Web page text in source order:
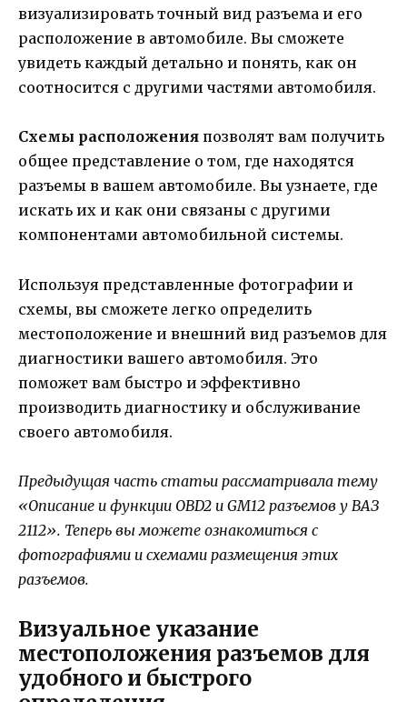
визуализировать точный вид разъема и его
расположение в автомобиле. Вы сможете
увидеть каждый детально и понять, как он
соотносится с другими частями автомобиля.
Схемы расположения позволят вам получить
общее представление о том, где находятся
разъемы в вашем автомобиле. Вы узнаете, где
искать их и как они связаны с другими
компонентами автомобильной системы.
Используя представленные фотографии и
схемы, вы сможете легко определить
местоположение и внешний вид разъемов для
диагностики вашего автомобиля. Это
поможет вам быстро и эффективно
производить диагностику и обслуживание
своего автомобиля.
Предыдущая часть статьи рассматривала тему
«Описание и функции OBD2 и GM12 разъемов у ВАЗ
2112». Теперь вы можете ознакомиться с
фотографиями и схемами размещения этих
разъемов.
Визуальное указание
местоположения разъемов для
удобного и быстрого